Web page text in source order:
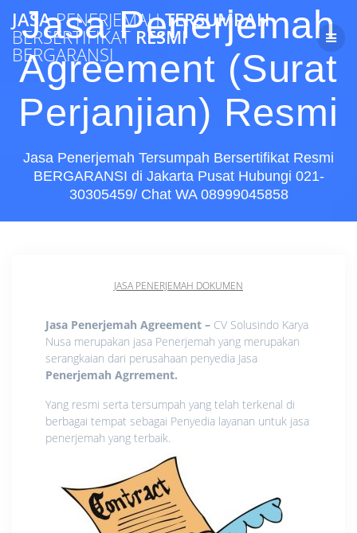
to
content
JASAPENERJEMAHTERSUMPAH
BERSERTIFIKAT RESMI
BERGARANSI
Jasa Penerjemah
Agreement (Surat
Perjanjian) Resmi
Jasa Penerjemah Tersumpah Bersertifikat Resmi
BERGARANSI di Jakarta Pusat Hubungi 021-
30305459/ Chat WA 08999045858
JASA PENERJEMAH DOKUMEN
Jasa Penerjemah Agreement – CV Solusindo Karya
Nusa merupakan jasa Penerjemah yang merupakan
serangkaian dari perusahaan penyedia Jasa
Penerjemah Agrrement.
Yang resmi serta tersumpah yang telah terkenal di
berbagai tempat sebagai Penyedia layanan untuk jasa
penerjemah yang terbaik.